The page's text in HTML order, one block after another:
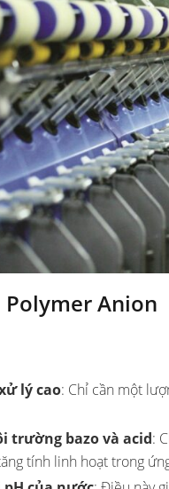
Anion
lý cao: Chỉ cần một
trường bazo và acid:
tính linh hoạt trong